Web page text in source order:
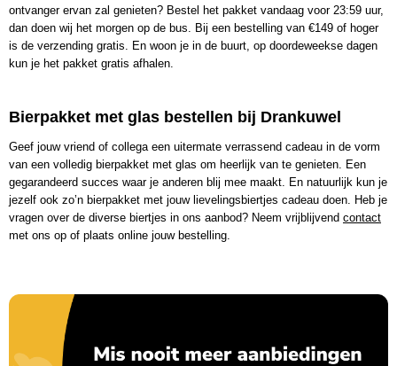
ontvanger ervan zal genieten? Bestel het pakket vandaag voor 23:59 uur,
dan doen wij het morgen op de bus. Bij een bestelling van €149 of hoger
is de verzending gratis. En woon je in de buurt, op doordeweekse dagen
kun je het pakket gratis afhalen.
Bierpakket met glas bestellen bij Drankuwel
Geef jouw vriend of collega een uitermate verrassend cadeau in de vorm
van een volledig bierpakket met glas om heerlijk van te genieten. Een
gegarandeerd succes waar je anderen blij mee maakt. En natuurlijk kun je
jezelf ook zo’n bierpakket met jouw lievelingsbiertjes cadeau doen. Heb je
vragen over de diverse biertjes in ons aanbod? Neem vrijblijvend contact
met ons op of plaats online jouw bestelling.